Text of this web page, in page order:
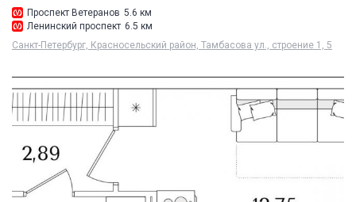
Проспект Ветеранов 5.6 км
Ленинский проспект 6.5 км
Санкт-Петербург, Красносельский район, Тамбасова ул., строение 1, 5